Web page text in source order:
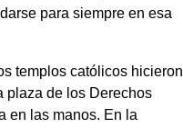
para siempre en esa
templos católicos hicieron
plaza de los Derechos
en las manos. En la